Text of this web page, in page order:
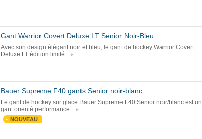
Gant Warrior Covert Deluxe LT Senior Noir-Bleu
Avec son design élégant noir et bleu, le gant de hockey Warrior Covert
Deluxe LT édition limité...
Bauer Supreme F40 gants Senior noir-blanc
Le gant de hockey sur glace Bauer Supreme F40 Senior noir/blanc est un
gant orienté performance...
NOUVEAU